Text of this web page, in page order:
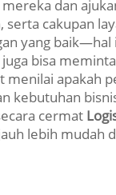
dan
cakupan
yang
bisa
menilai apakah
kebutuhan
cermat
lebih mudah